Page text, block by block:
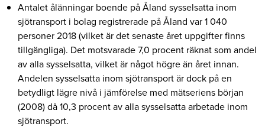
Antalet ålänningar boende på Åland sysselsatta inom
sjötransport i bolag registrerade på Åland var 1 040
personer 2018 (vilket är det senaste året uppgifter finns
tillgängliga). Det motsvarade 7,0 procent räknat som andel
av alla sysselsatta, vilket är något högre än året innan.
Andelen sysselsatta inom sjötransport är dock på en
betydligt lägre nivå i jämförelse med mätseriens början
(2008) då 10,3 procent av alla sysselsatta arbetade inom
sjötransport.